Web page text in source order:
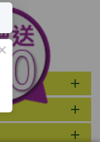
add
add
add